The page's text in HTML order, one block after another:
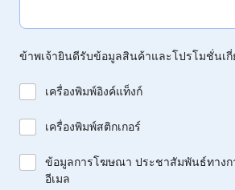
ข้าพเจ้ายินดีรับข้อมูลสินค้าและโปรโมชั่นเ
เครื่องพิมพ์อิงค์แท็งก์
เครื่องพิมพ์สติกเกอร์
ข้อมูลการโฆษณา ประชาสัมพันธ์ทางก
อีเมล